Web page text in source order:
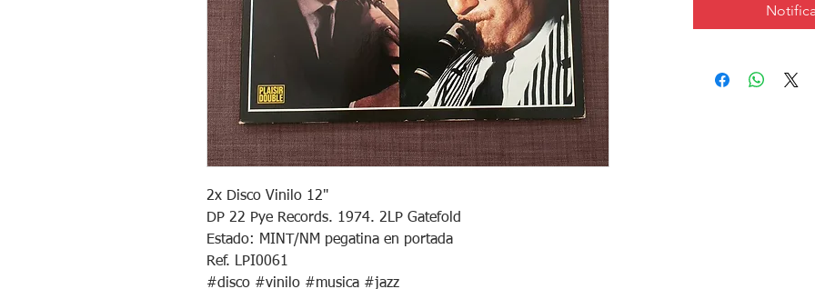
2x Disco Vinilo 12"
DP 22 Pye Records. 1974. 2LP Gatefold
Estado: MINT/NM pegatina en portada
Ref. LPI0061
#disco #vinilo #musica #jazz